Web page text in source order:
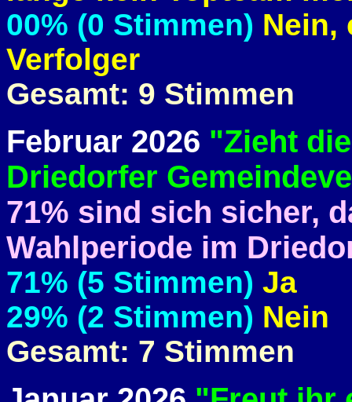
00% (0 Stimmen) Nein,
Verfolger
Gesamt: 9 Stimmen
Februar 2026 "Zieht
Driedorfer
71% sind sich sicher,
Wahlperiode im
71% (5 Stimmen) Ja
29% (2 Stimmen) Nein
Gesamt: 7 Stimmen